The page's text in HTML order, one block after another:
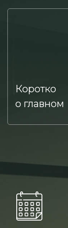
Коротко
о главном